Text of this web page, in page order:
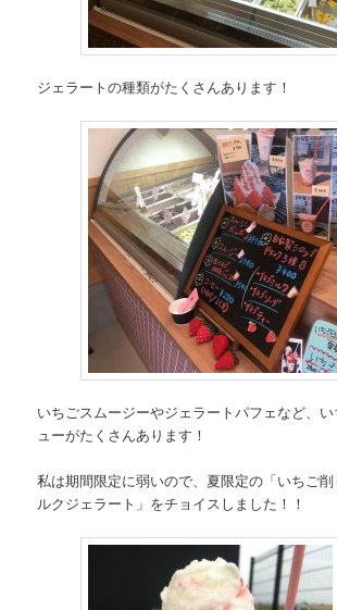
ジェラートの種類がたくさんあります！
いちごスムージーやジェラートパフェなど、
ューがたくさんあります！
私は期間限定に弱いので、夏限定の「いちご削
ルクジェラート」をチョイスしました！！